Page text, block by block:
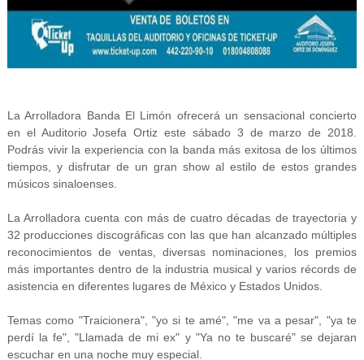
La Arrolladora Banda El Limón ofrecerá un sensacional concierto
en el Auditorio Josefa Ortiz este sábado 3 de marzo de 2018.
Podrás vivir la experiencia con la banda más exitosa de los últimos
tiempos, y disfrutar de un gran show al estilo de estos grandes
músicos sinaloenses.
La Arrolladora cuenta con más de cuatro décadas de trayectoria y
32 producciones discográficas con las que han alcanzado múltiples
reconocimientos de ventas, diversas nominaciones, los premios
más importantes dentro de la industria musical y varios récords de
asistencia en diferentes lugares de México y Estados Unidos.
Temas como "Traicionera", "yo si te amé", "me va a pesar", "ya te
perdí la fe", "Llamada de mi ex" y "Ya no te buscaré" se dejaran
escuchar en una noche muy especial.